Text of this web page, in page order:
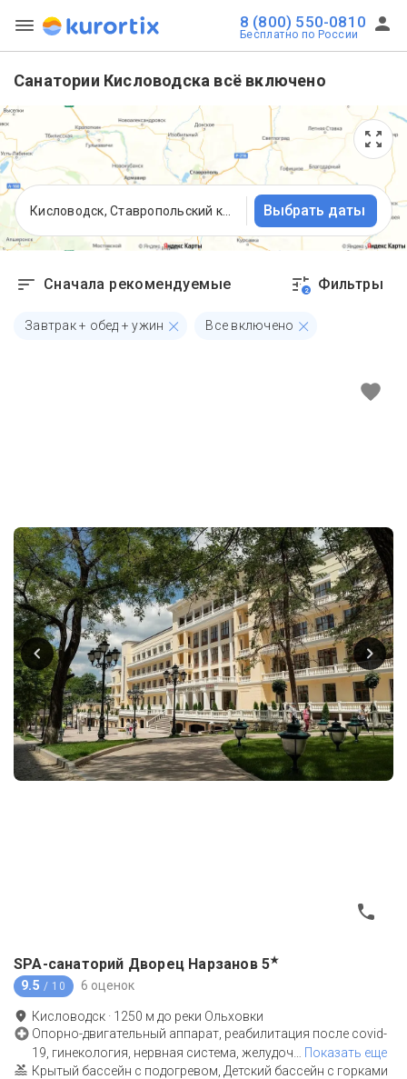
8 (800) 550-0810
Бесплатно по России
Санатории Кисловодска всё включено
Выбрать даты
Сначала рекомендуемые 2 Фильтры
Завтрак + обед + ужин Все включено
SPA-санаторий Дворец Нарзанов 5★
9.5 / 10 6 оценок
Кисловодск · 1250 м до реки Ольховки
Опорно-двигательный аппарат, реабилитация после covid-
19, гинекология, нервная система, желудоч
Показать еще
Крытый бассейн с подогревом, Детский бассейн с горками